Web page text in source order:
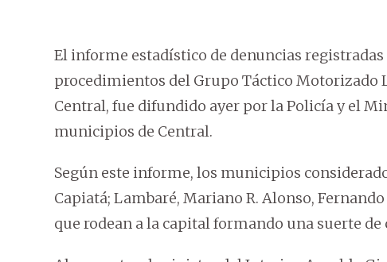
El informe estadístico de denuncias
procedimientos del Grupo Táctico Motorizado
Central, fue difundido ayer por la Policía y el
municipios de Central.
Según este informe, los municipios
Capiatá; Lambaré, Mariano R. Alonso,
que rodean a la capital formando una suerte